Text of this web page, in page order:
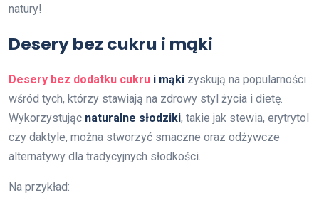
natury!
Desery bez cukru i mąki
Desery bez dodatku cukru i mąki zyskują na popularności
wśród tych, którzy stawiają na zdrowy styl życia i dietę.
Wykorzystując naturalne słodziki, takie jak stewia, erytrytol
czy daktyle, można stworzyć smaczne oraz odżywcze
alternatywy dla tradycyjnych słodkości.
Na przykład: